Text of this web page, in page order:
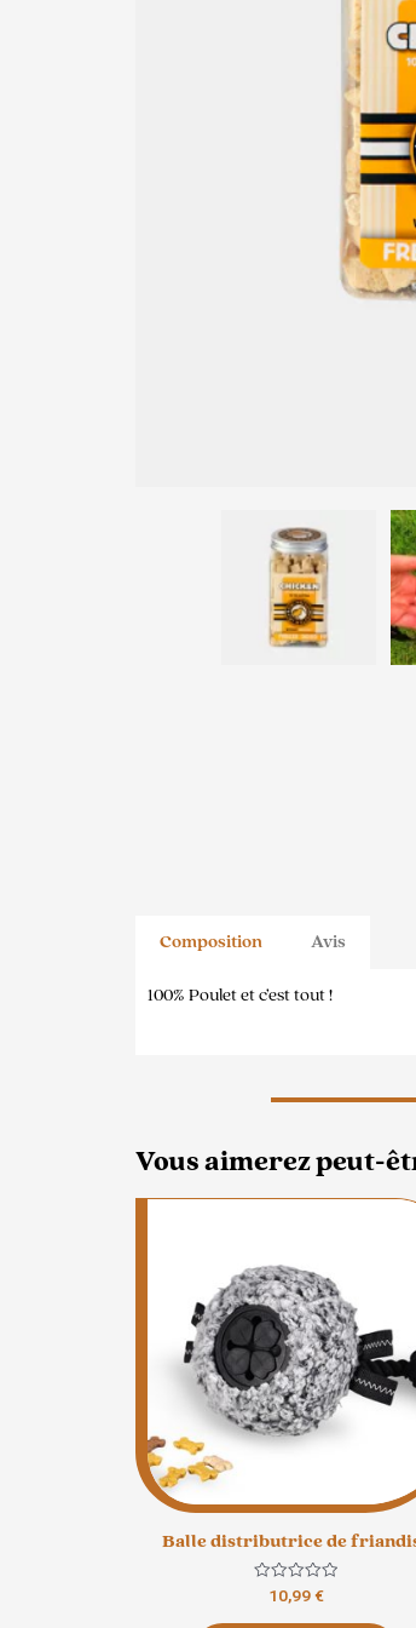
Composition Avis
100% Poulet et c’est tout !
Vous aimerez peut-
Balle distributrice de
Note
sur
10,99€